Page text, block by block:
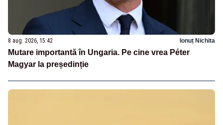
8 aug. 2026, 15:42 Ionuț Nichita
Mutare importantă în Ungaria. Pe cine vrea Péter
Magyar la președinție